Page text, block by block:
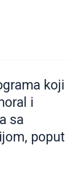
koji
i
sa
poput